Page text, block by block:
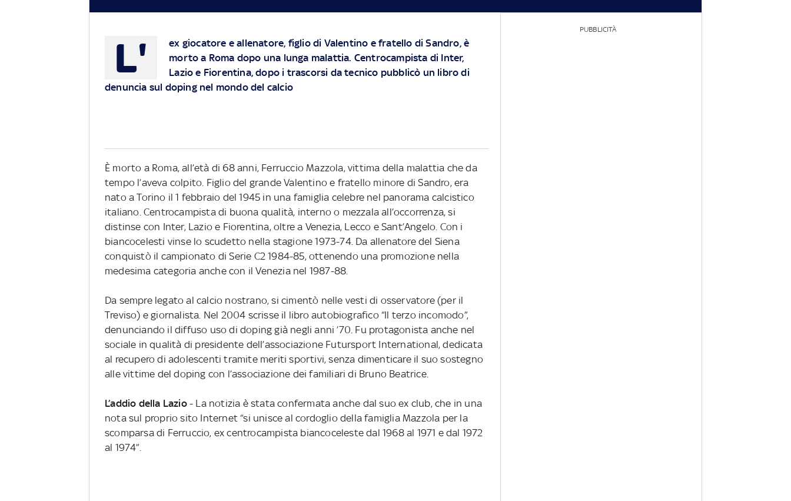
L'
ex giocatore e allenatore, figlio di Valentino e fratello di Sandro, è
morto a Roma dopo una lunga malattia. Centrocampista di Inter,
Lazio e Fiorentina, dopo i trascorsi da tecnico pubblicò un libro di
denuncia sul doping nel mondo del calcio
È morto a Roma, all’età di 68 anni, Ferruccio Mazzola, vittima della malattia che da
tempo l’aveva colpito. Figlio del grande Valentino e fratello minore di Sandro, era
nato a Torino il 1 febbraio del 1945 in una famiglia celebre nel panorama calcistico
italiano. Centrocampista di buona qualità, interno o mezzala all’occorrenza, si
distinse con Inter, Lazio e Fiorentina, oltre a Venezia, Lecco e Sant’Angelo. Con i
biancocelesti vinse lo scudetto nella stagione 1973-74. Da allenatore del Siena
conquistò il campionato di Serie C2 1984-85, ottenendo una promozione nella
medesima categoria anche con il Venezia nel 1987-88.
Da sempre legato al calcio nostrano, si cimentò nelle vesti di osservatore (per il
Treviso) e giornalista. Nel 2004 scrisse il libro autobiografico “Il terzo incomodo”,
denunciando il diffuso uso di doping già negli anni ’70. Fu protagonista anche nel
sociale in qualità di presidente dell’associazione Futursport International, dedicata
al recupero di adolescenti tramite meriti sportivi, senza dimenticare il suo sostegno
alle vittime del doping con l’associazione dei familiari di Bruno Beatrice.
L’addio della Lazio- La notizia è stata confermata anche dal suo ex club, che in una
nota sul proprio sito Internet “si unisce al cordoglio della famiglia Mazzola per la
scomparsa di Ferruccio, ex centrocampista biancoceleste dal 1968 al 1971 e dal 1972
al 1974”.
PUBBLICITÀ